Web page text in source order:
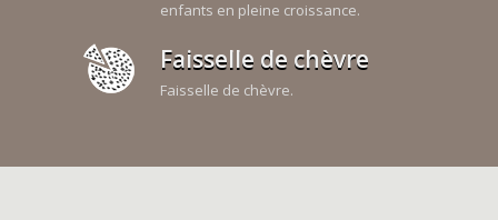
enfants en pleine croissance.
Faisselle de chèvre
Faisselle de chèvre.